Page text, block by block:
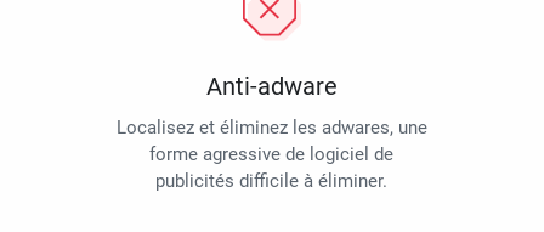
Anti-adware
Localisez et éliminez les adwares, une
forme agressive de logiciel de
publicités difficile à éliminer.